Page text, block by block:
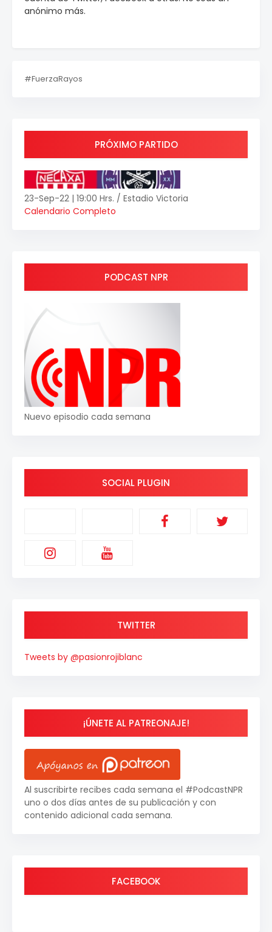
anónimo más.
#FuerzaRayos
PRÓXIMO PARTIDO
23-Sep-22 | 19:00 Hrs. / Estadio Victoria
Calendario Completo
PODCAST NPR
Nuevo episodio cada semana
SOCIAL PLUGIN
TWITTER
Tweets by @pasionrojiblanc
¡ÚNETE AL PATREONAJE!
Al suscribirte recibes cada semana el #PodcastNPR
uno o dos días antes de su publicación y con
contenido adicional cada semana.
FACEBOOK